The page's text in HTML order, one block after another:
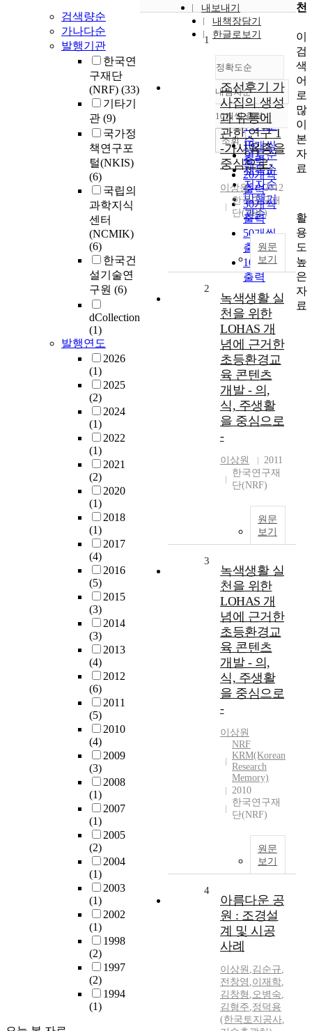
검색량순
가나다순
발행기관
한국연
구재단
(NRF) (33)
기타기
관 (9)
국가정
책연구포
털(NKIS)
(6)
국립의
과학지식
센터
(NCMIK)
(6)
한국건
설기술연
구원 (6)
dCollection
(1)
발행연도
2026
(1)
2025
(2)
2024
(1)
2022
(1)
2021
(2)
2020
(1)
2018
(1)
2017
(4)
2016
(5)
2015
(3)
2014
(3)
2013
(4)
2012
(6)
2011
(5)
2010
(4)
2009
(3)
2008
(1)
2007
(1)
2005
(2)
2004
(1)
2003
(1)
2002
(1)
1998
(2)
1997
(2)
1994
(1)
내보내기
내책장담기
한글로보기
정확도순
정확도
순
인기도
순
연도순
제목순
저자순
발행기
관순
내림차순
내림차순
10개씩 출력
10개씩
출력
20개씩
출력
30개씩
출력
50개씩
출력
100개씩
출력
조회
1
조선후기 가
사집의 생성
과 유통에
관한 연구 1
-가사육종을
중심으로-
이상원
2012
한국연구재
단(NRF)
원문
보기
2
녹색생활 실
천을 위한
LOHAS 개
념에 근거한
초등환경교
육 콘텐츠
개발 - 의,
식, 주생활
을 중심으로
-
이상원
2011
한국연구재
단(NRF)
원문
보기
3
녹색생활 실
천을 위한
LOHAS 개
념에 근거한
초등환경교
육 콘텐츠
개발 - 의,
식, 주생활
을 중심으로
-
이상원
NRF
KRM(Korean
Research
Memory)
2010
한국연구재
단(NRF)
원문
보기
4
아름다운 공
원 : 조경설
계 및 시공
사례
이상원 ,김순규,
전창영 ,이재학,
김창형 ,오병숙,
김형주,정덕용
(한국토지공사,
천
이
검
색
어
로
많
이
본
자
료
활
용
도
높
은
자
료